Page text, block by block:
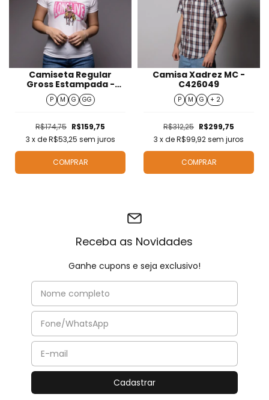
Camiseta Regular
Gross Estampada -
T526009
P M G GG
R$174,75 R$159,75
3 x deR$53,25 sem juros
COMPRAR
Camisa Xadrez MC -
C426049
P M G + 2
R$312,25 R$299,75
3 x deR$99,92sem juros
COMPRAR
Receba as Novidades
Ganhe cupons e seja exclusivo!